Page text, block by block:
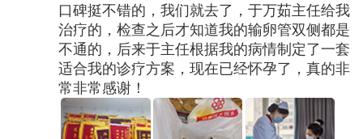
口碑挺不错的，我们就去了，于万茹主任给我
治疗的，检查之后才知道我的输卵管双侧都是
不通的，后来于主任根据我的病情制定了一套
适合我的诊疗方案，现在已经怀孕了，真的非
常非常感谢！